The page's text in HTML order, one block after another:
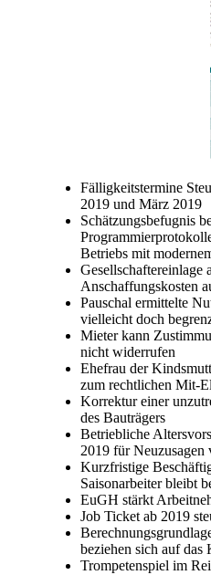
Fälligkeitstermine
2019 und März 2019
Schätzungsbefugnis
Betriebs mit
Gesellschaftereinlage
Anschaffungskosten
Pauschal ermittelte
vielleicht doch
Mieter kann
nicht widerrufen
Ehefrau der
zum rechtlichen Mit-
Korrektur einer
des Bauträgers
Betriebliche
2019 für Neuzusagen
Kurzfristige
Saisonarbeiter bleibt
EuGH stärkt
Job Ticket ab 2019
beziehen sich auf das
Trompetenspiel im